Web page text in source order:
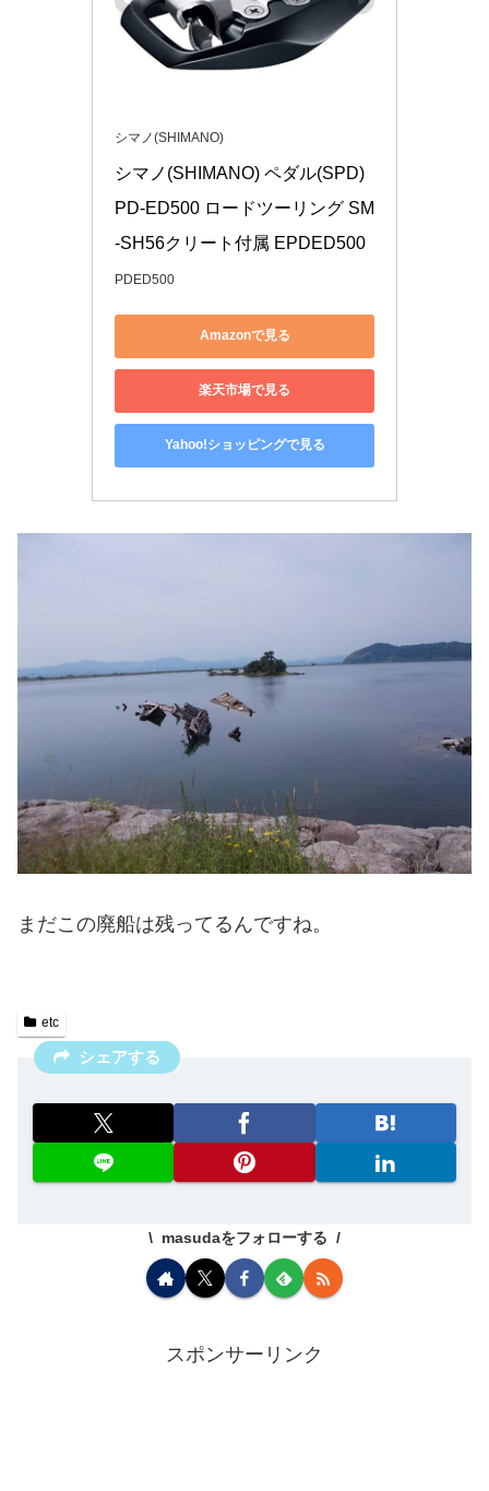
シマノ(SHIMANO)
シマノ(SHIMANO) ペダル(SPD)
PD-ED500 ロードツーリング SM
-SH56クリート付属 EPDED500
PDED500
Amazonで見る
楽天市場で見る
Yahoo!ショッピングで見る
まだこの廃船は残ってるんですね。
etc
シェアする
masudaをフォローする
スポンサーリンク